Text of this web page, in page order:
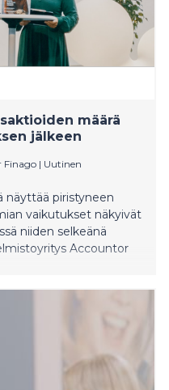
määrä
jälkeen
Finago | Uutinen
näyttää piristyneen
vaikutukset näkyivät
niiden selkeänä
Accountor